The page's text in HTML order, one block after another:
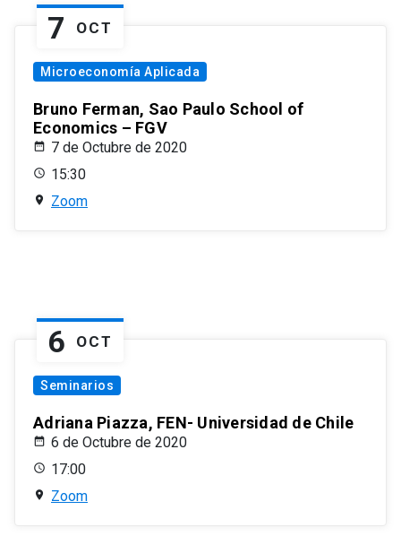
7 OCT
Microeconomía Aplicada
Bruno Ferman, Sao Paulo School of
Economics – FGV
7 de Octubre de 2020
15:30
Zoom
6 OCT
Seminarios
Adriana Piazza, FEN- Universidad de Chile
6 de Octubre de 2020
17:00
Zoom